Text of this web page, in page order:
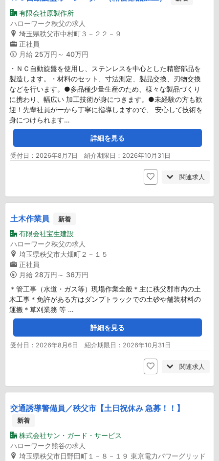
有限会社原製作所
ハローワーク秩父の求人
埼玉県秩父市中村町３－２２－９
正社員
月給 25万円～ 40万円
・ＮＣ自動旋盤を使用し、ステンレスを中心とした精密部品を
製造します。・材料のセット、寸法測定、製品交換、刃物交換
などを行います。●多品種少量生産のため、様々な製品づくり
に携わり、幅広い 加工技術が身につきます。●未経験の方も歓
迎！先輩社員が一から丁寧に指導しますので、 安心して技術を
身につけられます…
詳細を見る
受付日：2026年8月7日 紹介期限日：2026年10月31日
関連求人
土木作業員 新着
有限会社宝生建設
ハローワーク秩父の求人
埼玉県秩父市大畑町２－１５
正社員
月給 28万円～ 36万円
＊管工事（水道・ガス等）現場作業全般＊主に秩父郡市内の土
木工事＊免許がある方はダンプトラックでの土砂や舗装材料の
運搬＊草刈業務 等 …
詳細を見る
受付日：2026年8月6日 紹介期限日：2026年10月31日
関連求人
交通誘導警備員／秩父市【土日祝休み 急募！！】
新着
株式会社サン・ガード・サービス
ハローワーク熊谷の求人
埼玉県秩父市日野田町１－８－１９ 東京電力パワーグリッド